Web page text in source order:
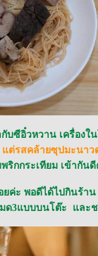
บซีอิ๋วหวาน เครื่องใ
แต่รสคล้ายซุปมะนา
ริกกระเทียม เข้ากัน
ค่ะ พอดีได้ไปกินร้าน
ด3แบบบนโต๊ะ และ